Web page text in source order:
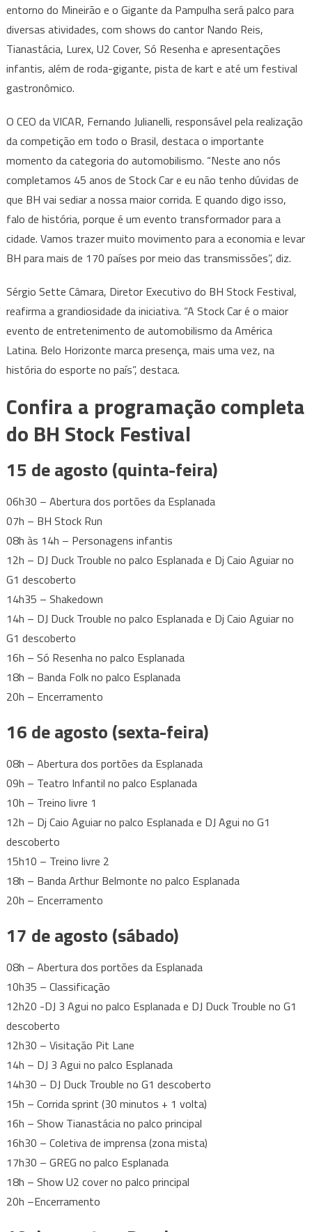
agitam
BH
confira
entorno do Mineirão e o Gigante da Pampulha será palco para
diversas atividades, com shows do cantor Nando Reis,
Tianastácia, Lurex, U2 Cover, Só Resenha e apresentações
infantis, além de roda-gigante, pista de kart e até um festival
gastronômico.
O CEO da VICAR, Fernando Julianelli, responsável pela realização
da competição em todo o Brasil, destaca o importante
momento da categoria do automobilismo. “Neste ano nós
completamos 45 anos de Stock Car e eu não tenho dúvidas de
que BH vai sediar a nossa maior corrida. E quando digo isso,
falo de história, porque é um evento transformador para a
cidade. Vamos trazer muito movimento para a economia e levar
BH para mais de 170 países por meio das transmissões”, diz.
Sérgio Sette Câmara, Diretor Executivo do BH Stock Festival,
reafirma a grandiosidade da iniciativa. “A Stock Car é o maior
evento de entretenimento de automobilismo da América
Latina. Belo Horizonte marca presença, mais uma vez, na
história do esporte no país”, destaca.
Confira a programação completa
do BH Stock Festival
15 de agosto (quinta-feira)
06h30 – Abertura dos portões da Esplanada
07h – BH Stock Run
08h às 14h – Personagens infantis
12h – DJ Duck Trouble no palco Esplanada e Dj Caio Aguiar no
G1 descoberto
14h35 – Shakedown
14h – DJ Duck Trouble no palco Esplanada e Dj Caio Aguiar no
G1 descoberto
16h – Só Resenha no palco Esplanada
18h – Banda Folk no palco Esplanada
20h – Encerramento
16 de agosto (sexta-feira)
08h – Abertura dos portões da Esplanada
09h – Teatro Infantil no palco Esplanada
10h – Treino livre 1
12h – Dj Caio Aguiar no palco Esplanada e DJ Agui no G1
descoberto
15h10 – Treino livre 2
18h – Banda Arthur Belmonte no palco Esplanada
20h – Encerramento
17 de agosto (sábado)
08h – Abertura dos portões da Esplanada
10h35 – Classificação
12h20 -DJ 3 Agui no palco Esplanada e DJ Duck Trouble no G1
descoberto
12h30 – Visitação Pit Lane
14h – DJ 3 Agui no palco Esplanada
14h30 – DJ Duck Trouble no G1 descoberto
15h – Corrida sprint (30 minutos + 1 volta)
16h – Show Tianastácia no palco principal
16h30 – Coletiva de imprensa (zona mista)
17h30 – GREG no palco Esplanada
18h – Show U2 cover no palco principal
20h –Encerramento